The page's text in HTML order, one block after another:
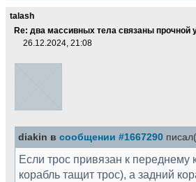
talash
Re: два массивных тела связаны прочной
26.12.2024, 21:08
diakin в сообщении #1667290
Если трос привязан к переднему
корабль тащит трос), а задний